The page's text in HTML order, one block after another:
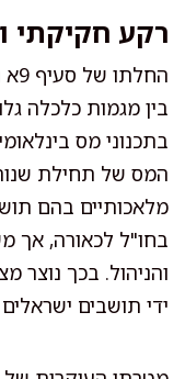
רקע חקיקתי
בין מגמות כלכלה
בתכנוני מס
מלאכותיים בהם
בחו"ל לכאורה, אך
והניהול. בכך נוצר
ידי תושבים